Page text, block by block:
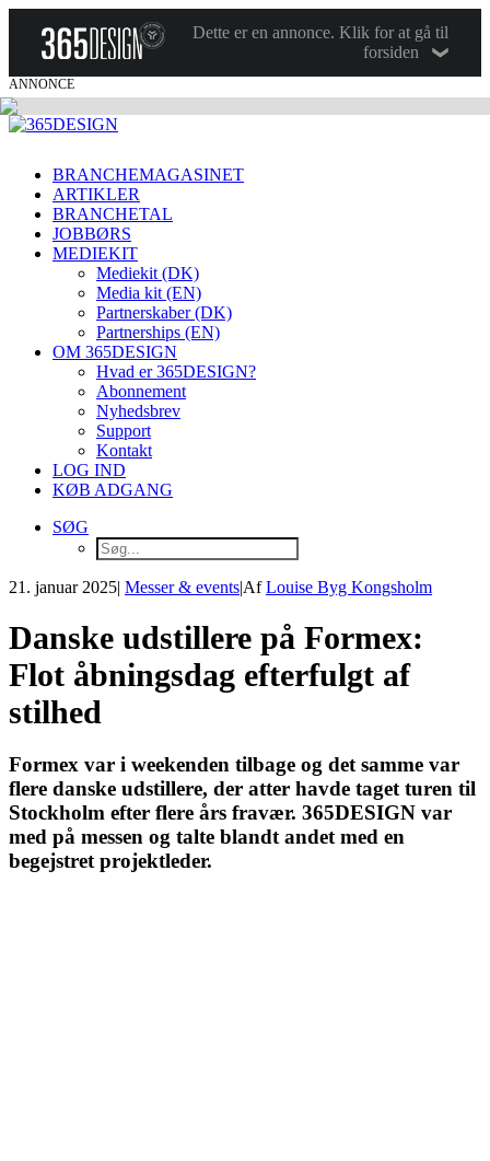
Dette er en annonce. Klik for at gå til
forsiden
ANNONCE
BRANCHEMAGASINET
ARTIKLER
BRANCHETAL
JOBBØRS
MEDIEKIT
Mediekit (DK)
Media kit (EN)
Partnerskaber (DK)
Partnerships (EN)
OM 365DESIGN
Hvad er 365DESIGN?
Abonnement
Nyhedsbrev
Support
Kontakt
LOG IND
KØB ADGANG
SØG
21. januar 2025| Messer & events|AfLouise Byg Kongsholm
Danske udstillere på Formex:
Flot åbningsdag efterfulgt af
stilhed
Formex var i weekenden tilbage og det samme var
flere danske udstillere, der atter havde taget turen til
Stockholm efter flere års fravær. 365DESIGN var
med på messen og talte blandt andet med en
begejstret projektleder.